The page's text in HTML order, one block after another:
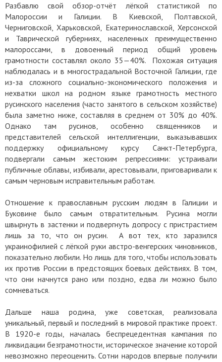
Разбавлю свой обзор-отчёт лёгкой статистикой по
Малороссии и Галиции. В Киевской, Полтавской,
Черниговской, Харьковской, Екатеринославской, Херсонской
и Таврической губерниях, населенных преимущественно
малороссами, в довоенный период общий уровень
грамотности составлял около 35—40%. Похожая ситуация
наблюдалась и в многострадальной Восточной Галиции, где
из-за сложного социально-экономического положения и
нехватки школ на родном языке грамотность местного
русинского населения (часто занятого в сельском хозяйстве)
была заметно ниже, составляя в среднем от 30% до 40%.
Однако там русинов, особенно священников и
представителей сельской интеллигенции, выказывавших
поддержку официальному курсу Санкт-Петербурга,
подвергали самым жестоким репрессиями: устраивали
публичные облавы, избивали, арестовывали, приговаривали к
самым черновым исправительным работам.
Отношение к православным русским людям в Галиции и
Буковине было самым отвратительным. Русина могли
швырнуть в застенки и подвергнуть допросу с пристрастием
лишь за то, что он русин. А вот тех, кто заразился
украинофилией с лёгкой руки австро-венгерских чиновников,
показательно любили. Но лишь для того, чтобы использовать
их против России в предстоящих боевых действиях. В том,
что они начнутся рано или поздно, едва ли можно было
сомневаться.
Дальше наша родина, уже советская, реализовала
уникальный, первый и последний в мировой практике проект.
В 1920-е годы, началась беспрецедентная кампания по
ликвидации безграмотности, историческое значение которой
невозможно переоценить. Сотни народов впервые получили